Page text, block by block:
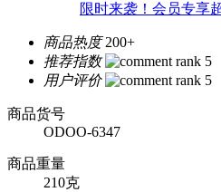
限时来袭！会员专享
商品热度 200+
推荐指数
用户评价
商品货号
ODOO-6347
商品重量
210克